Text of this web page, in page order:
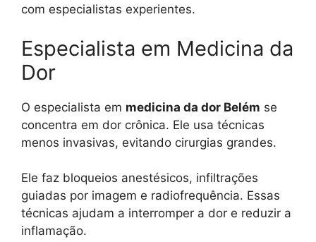
com especialistas experientes.
Especialista em Medicina da
Dor
O especialista em medicina da dor Belém se
concentra em dor crônica. Ele usa técnicas
menos invasivas, evitando cirurgias grandes.
Ele faz bloqueios anestésicos, infiltrações
guiadas por imagem e radiofrequência. Essas
técnicas ajudam a interromper a dor e reduzir a
inflamação.